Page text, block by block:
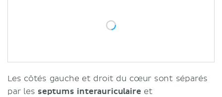
Les côtés gauche et droit du cœur sont séparés
par les septums interauriculaire et